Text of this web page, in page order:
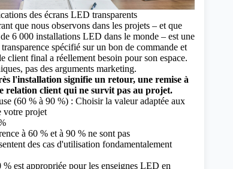
des écrans LED transparents
que nous observons dans les projets – et que
6 000 installations LED dans le monde – est une
spécifié sur un bon de commande et
client final a réellement besoin pour son espace.
pas des arguments marketing.
l'installation signifie un retour, une remise à
relation client qui ne survit pas au projet.
(60 % à 90 %) : Choisir la valeur adaptée aux
votre projet
à 60 % et à 90 % ne sont pas
des cas d'utilisation fondamentalement
est appropriée pour les enseignes LED en